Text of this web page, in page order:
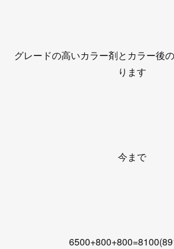
グレードの高いカラー剤とカラー後
ります
今まで